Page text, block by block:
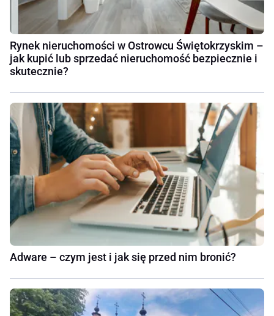
Rynek nieruchomości w Ostrowcu Świętokrzyskim –
jak kupić lub sprzedać nieruchomość bezpiecznie i
skutecznie?
Adware – czym jest i jak się przed nim bronić?